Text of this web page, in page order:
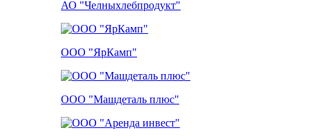
АО "Челныхлебпродукт"
ООО "ЯрКамп"
ООО "Машдеталь плюс"